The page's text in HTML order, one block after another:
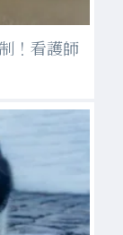
！看護師